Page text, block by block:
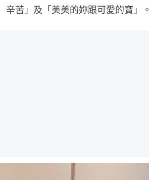
辛苦」及「美美的妳跟可愛的寶」。